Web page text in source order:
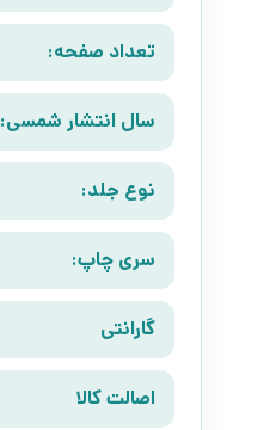
تعداد صفحه:
سال انتشار شمسی:
نوع جلد:
سری چاپ:
گارانتی
اصالت کالا